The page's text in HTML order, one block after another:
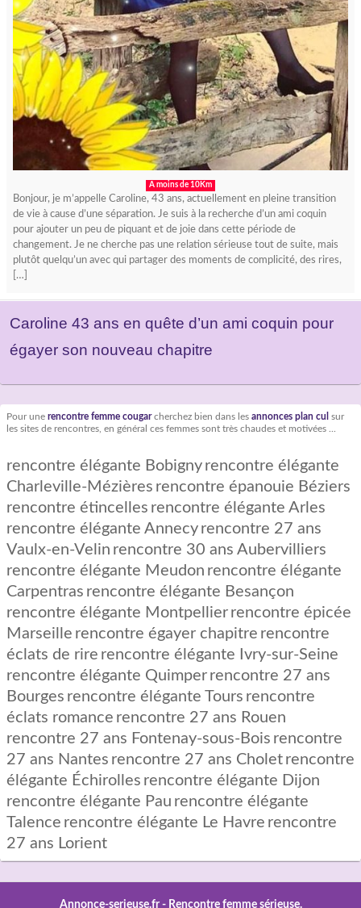
A moins de 10Km
Bonjour, je m’appelle Caroline, 43 ans, actuellement en pleine transition
de vie à cause d’une séparation. Je suis à la recherche d’un ami coquin
pour ajouter un peu de piquant et de joie dans cette période de
changement. Je ne cherche pas une relation sérieuse tout de suite, mais
plutôt quelqu’un avec qui partager des moments de complicité, des rires,
[…]
Caroline 43 ans en quête d’un ami coquin pour
égayer son nouveau chapitre
Pour une rencontre femme cougarcherchez bien dans les annonces plan cul
sur
les sites de rencontres, en général ces femmes sont très chaudes et motivées ...
rencontre élégante Bobigny rencontre élégante
Charleville-Mézières rencontre épanouie Béziers
rencontre étincelles rencontre élégante Arles
rencontre élégante Annecy rencontre 27 ans
Vaulx-en-Velin rencontre 30 ans Aubervilliers
rencontre élégante Meudon rencontre élégante
Carpentras rencontre élégante Besançon
rencontre élégante Montpellier rencontre épicée
Marseille rencontre égayer chapitre rencontre
éclats de rire rencontre élégante Ivry-sur-Seine
rencontre élégante Quimper rencontre 27 ans
Bourges rencontre élégante Tours rencontre
éclats romance rencontre 27 ans Rouen
rencontre 27 ans Fontenay-sous-Bois rencontre
27 ans Nantes rencontre 27 ans Cholet rencontre
élégante Échirolles rencontre élégante Dijon
rencontre élégante Pau rencontre élégante
Talence rencontre élégante Le Havre rencontre
27 ans Lorient
Annonce-serieuse.fr - Rencontre femme sérieuse.